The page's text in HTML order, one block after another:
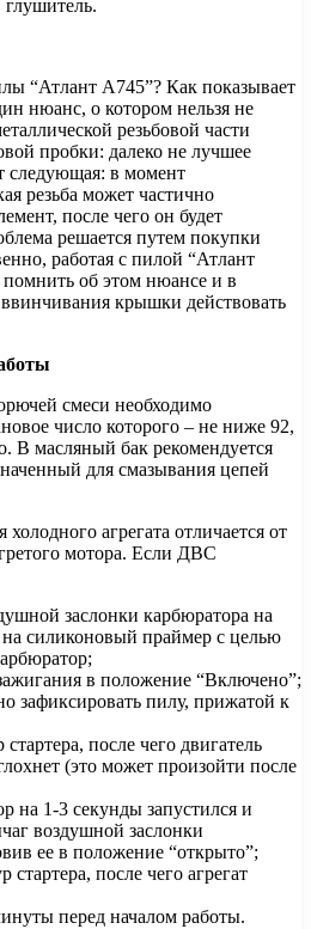
“Атлант А745”? Как показывает
нюанс, о котором нельзя не
резьбовой части
пробки: далеко не лучшее
следующая: в момент
резьба может частично
после чего он будет
решается путем покупки
работая с пилой “Атлант
об этом нюансе и в
крышки действовать
смеси необходимо
число которого – не ниже 92,
В масляный бак рекомендуется
для смазывания цепей
холодного агрегата отличается от
мотора. Если ДВС
заслонки карбюратора на
на силиконовый праймер с целью
в положение “Включено”;
зафиксировать пилу, прижатой к
после чего двигатель
(это может произойти после
на 1-3 секунды запустился и
воздушной заслонки
ее в положение “открыто”;
после чего агрегат
перед началом работы.